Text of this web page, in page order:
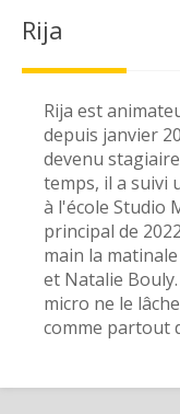
Rija
Rija est
depuis janvier
devenu
temps, il a suivi
à l'école Studio
principal de
main la
et Natalie
micro ne le
comme partout